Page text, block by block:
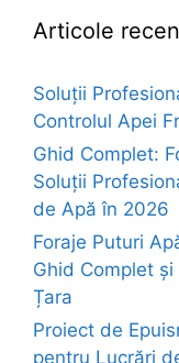
Articole
Soluții
Controlul Apei
Ghid Complet:
Soluții
de Apă în 2026
Foraje Puturi
Ghid Complet
Țara
Proiect de
pentru Lucrări